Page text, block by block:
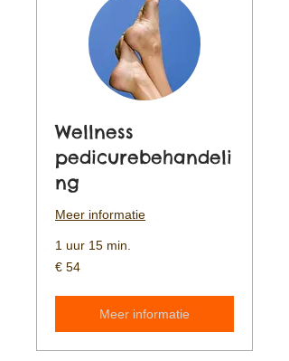
Wellness
pedicurebehandeli
ng
Meer informatie
1 uur 15 min.
54
euro
€ 54
Meer informatie